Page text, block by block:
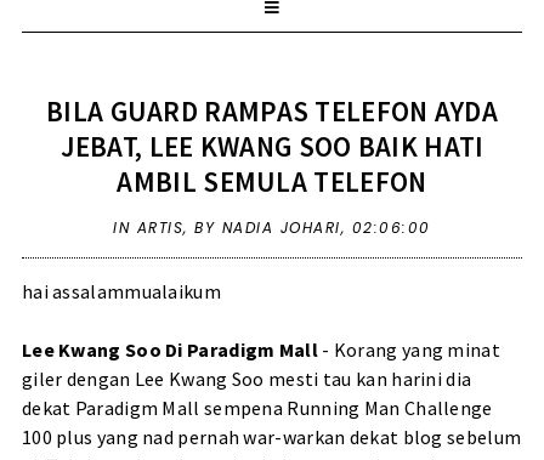
BILA GUARD RAMPAS TELEFON AYDA
JEBAT, LEE KWANG SOO BAIK HATI
AMBIL SEMULA TELEFON
IN ARTIS,BY NADIA JOHARI, 02:06:00
hai assalammualaikum
Lee Kwang Soo Di Paradigm Mall- Korang yang minat
giler dengan Lee Kwang Soo mesti tau kan harini dia
dekat Paradigm Mall sempena Running Man Challenge
100 plus yang nad pernah war-warkan dekat blog sebelum